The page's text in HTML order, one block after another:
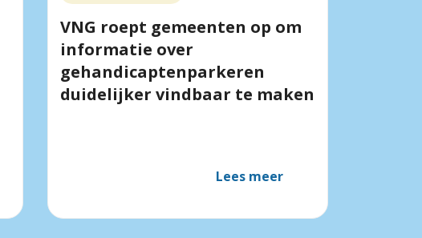
VNG roept gemeenten op om
informatie over
gehandicaptenparkeren
duidelijker vindbaar te maken
Lees meer